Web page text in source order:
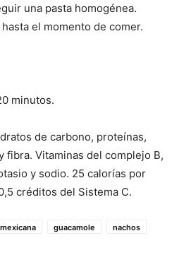
una pasta homogénea.
el momento de comer.
minutos.
de carbono, proteínas,
fibra. Vitaminas del complejo B,
y sodio. 25 calorías por
créditos del Sistema C.
guacamole
nachos